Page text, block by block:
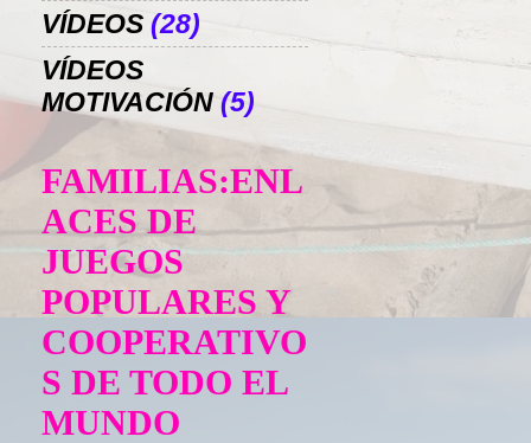
VÍDEOS (28)
VÍDEOS
MOTIVACIÓN (5)
FAMILIAS:ENL
ACES DE
JUEGOS
POPULARES Y
COOPERATIVO
S DE TODO EL
MUNDO